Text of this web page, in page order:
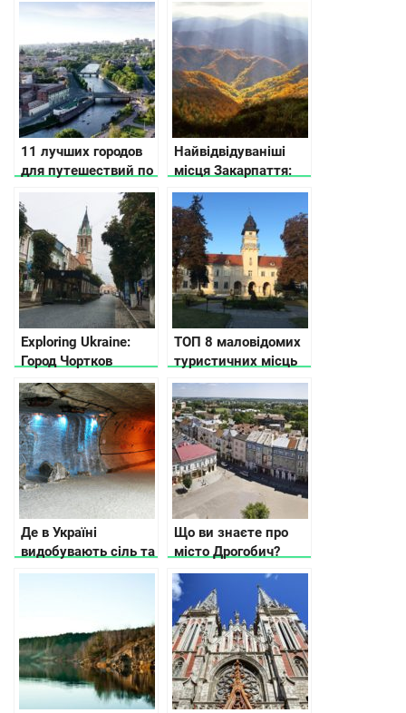
11 лучших городов
для путешествий по
Украине по версии
CNN
Найвідвідуваніші
місця Закарпаття:
де частіше всього
можна зустріти
туристів
Exploring Ukraine:
Город Чортков
ТОП 8 маловідомих
туристичних місць
Західної України, які
цікаво відвідати в
будь-яку пору року
Де в Україні
видобувають сіль та
як її використовують
Що ви знаєте про
місто Дрогобич?